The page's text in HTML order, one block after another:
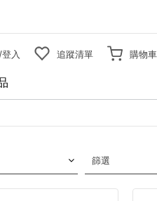
入 追蹤清單 購物車
篩選